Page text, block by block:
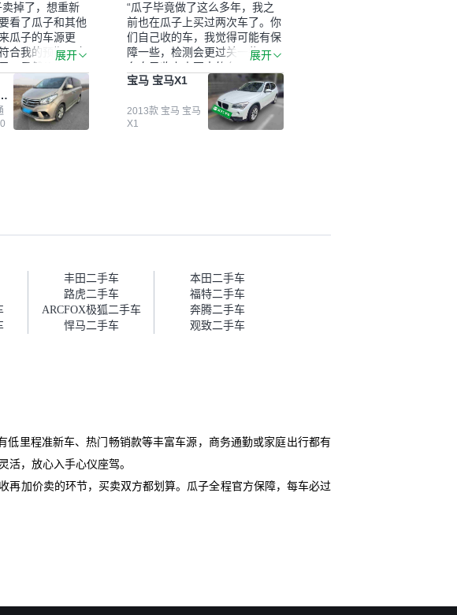
掉了，想重新
看了瓜子和其他
瓜子的车源更
合我的预期。之
，虽然价格没谈
留着。瓜子毕竟
印象还好。我最
大通，18年的
，符合我的要
分期需要到当地
展开
“瓜子毕竟做了这么多年，我之
前也在瓜子上买过两次车了。你
们自己收的车，我觉得可能有保
障一些，检测会更过关一些。平
台自己收上来再卖的车，应该更
可靠。我买的是宝马X1，主要看
中它的价格和公里数比较合适。
另外，瓜子承诺无火烧、无事
故、无泡水、无调表，在平台自
帮我谈价。自营车我讲过价，最
后是通过花一块钱买优惠券的方
式，便宜了800块钱成交。”
展开
宝马 宝马X1
2013款 宝马 宝马
X1
丰田二手车
本田二手车
路虎二手车
福特二手车
ARCFOX极狐二手车
奔腾二手车
悍马二手车 观致二手车
里程准新车、热门畅销款等丰富车源，商务通勤或家庭出行都有
活，放心入手心仪座驾。
再加价卖的环节，买卖双方都划算。瓜子全程官方保障，每车必过